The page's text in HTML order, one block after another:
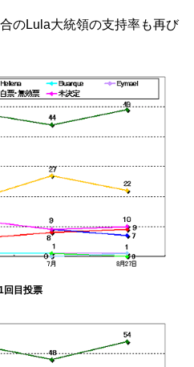
のLula大統領の支持率も再び
回目投票